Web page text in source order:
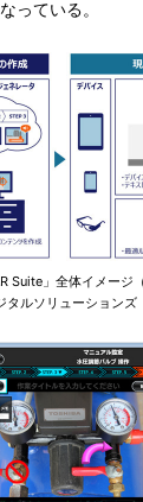
っている。
Suite」全体イメージ
タルソリューションズ